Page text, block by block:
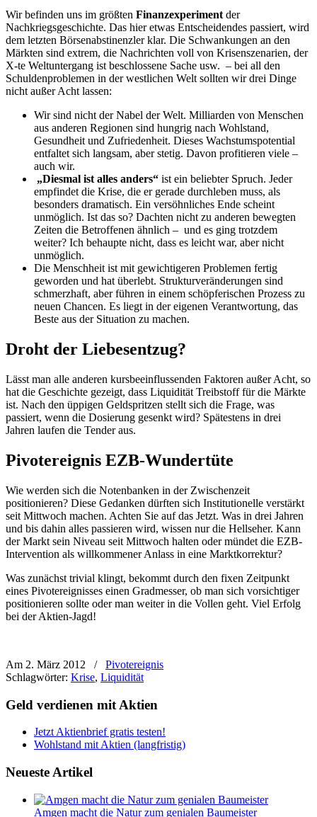
Wir befinden uns im größten Finanzexperiment der
Nachkriegsgeschichte. Das hier etwas Entscheidendes passiert, wird
dem letzten Börsenabstinenzler klar. Die Schwankungen an den
Märkten sind extrem, die Nachrichten voll von Krisenszenarien, der
X-te Weltuntergang ist beschlossene Sache usw. – bei all den
Schuldenproblemen in der westlichen Welt sollten wir drei Dinge
nicht außer Acht lassen:
Wir sind nicht der Nabel der Welt. Milliarden von Menschen
aus anderen Regionen sind hungrig nach Wohlstand,
Gesundheit und Zufriedenheit. Dieses Wachstumspotential
entfaltet sich langsam, aber stetig. Davon profitieren viele –
auch wir.
„Diesmal ist alles anders“ ist ein beliebter Spruch. Jeder
empfindet die Krise, die er gerade durchleben muss, als
besonders dramatisch. Ein versöhnliches Ende scheint
unmöglich. Ist das so? Dachten nicht zu anderen bewegten
Zeiten die Betroffenen ähnlich – und es ging trotzdem
weiter? Ich behaupte nicht, dass es leicht war, aber nicht
unmöglich.
Die Menschheit ist mit gewichtigeren Problemen fertig
geworden und hat überlebt. Strukturveränderungen sind
schmerzhaft, aber führen in einem schöpferischen Prozess zu
neuen Chancen. Es liegt in der eigenen Verantwortung, das
Beste aus der Situation zu machen.
Droht der Liebesentzug?
Lässt man alle anderen kursbeeinflussenden Faktoren außer Acht, so
hat die Geschichte gezeigt, dass Liquidität Treibstoff für die Märkte
ist. Nach den üppigen Geldspritzen stellt sich die Frage, was
passiert, wenn die Dosierung gesenkt wird? Spätestens in drei
Jahren laufen die Tender aus.
Pivotereignis EZB-Wundertüte
Wie werden sich die Notenbanken in der Zwischenzeit
positionieren? Diese Gedanken dürften sich Institutionelle verstärkt
seit Mittwoch machen. Achten Sie auf das Jetzt. Was in drei Jahren
und bis dahin alles passieren wird, wissen nur die Hellseher. Kann
der Markt sein Niveau seit Mittwoch halten oder mündet die EZB-
Intervention als willkommener Anlass in eine Marktkorrektur?
Was zunächst trivial klingt, bekommt durch den fixen Zeitpunkt
eines Pivotereignisses einen Gradmesser, ob man sich vorsichtiger
positionieren sollte oder man weiter in die Vollen geht. Viel Erfolg
bei der Aktien-Jagd!
Am 2. März 2012 /
Pivotereignis
Schlagwörter: Krise, Liquidität
Geld verdienen mit Aktien
Jetzt Aktienbrief gratis testen!
Wohlstand mit Aktien (langfristig)
Neueste Artikel
Amgen macht die Natur zum genialen Baumeister